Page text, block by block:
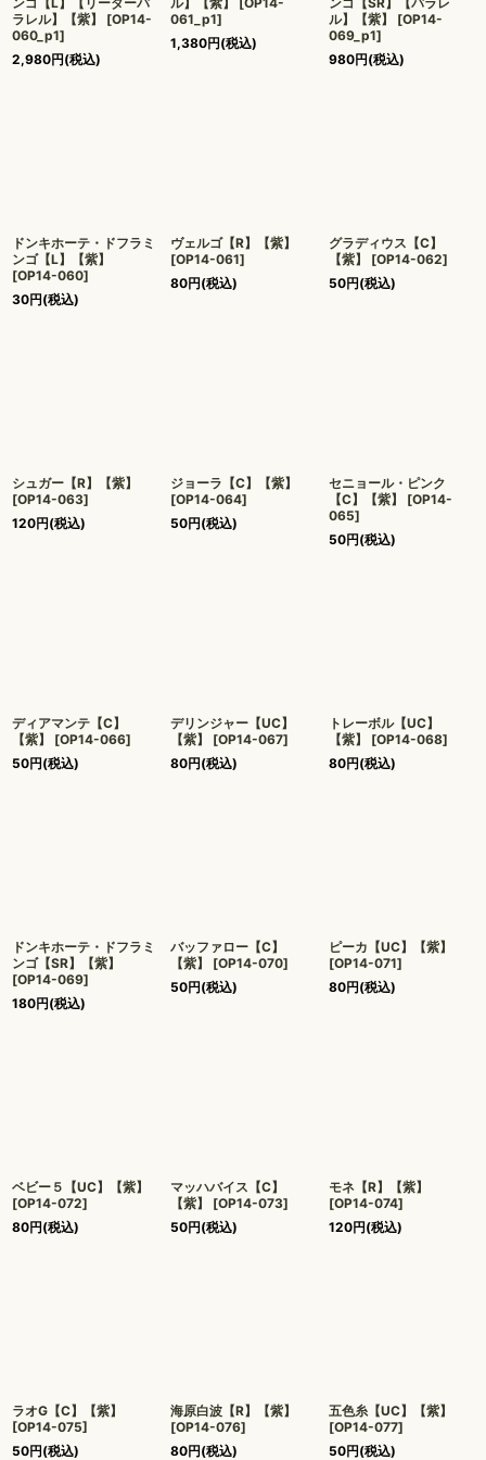
ラレル】【紫】
[OP14-
060_p1]
2,980円(税込)
061_p1]
1,380円(税込)
ル】【紫】
[OP14-
069_p1]
980円(税込)
ドンキホーテ・ドフラミ
ンゴ【L】【紫】
[OP14-060]
30円(税込)
ヴェルゴ【R】【紫】
[OP14-061]
80円(税込)
グラディウス【C】
【紫】
[OP14-062]
50円(税込)
シュガー【R】【紫】
[OP14-063]
120円(税込)
ジョーラ【C】【紫】
[OP14-064]
50円(税込)
セニョール・ピンク
【C】【紫】
[OP14-
065]
50円(税込)
ディアマンテ【C】
【紫】
[OP14-066]
50円(税込)
デリンジャー【UC】
【紫】
[OP14-067]
80円(税込)
トレーボル【UC】
【紫】
[OP14-068]
80円(税込)
ドンキホーテ・ドフラミ
ンゴ【SR】【紫】
[OP14-069]
180円(税込)
バッファロー【C】
【紫】
[OP14-070]
50円(税込)
ピーカ【UC】【紫】
[OP14-071]
80円(税込)
ベビー５【UC】【紫】
[OP14-072]
80円(税込)
マッハバイス【C】
【紫】
[OP14-073]
50円(税込)
モネ【R】【紫】
[OP14-074]
120円(税込)
ラオG【C】【紫】
[OP14-075]
50円(税込)
海原白波【R】【紫】
[OP14-076]
80円(税込)
五色糸【UC】【紫】
[OP14-077]
50円(税込)